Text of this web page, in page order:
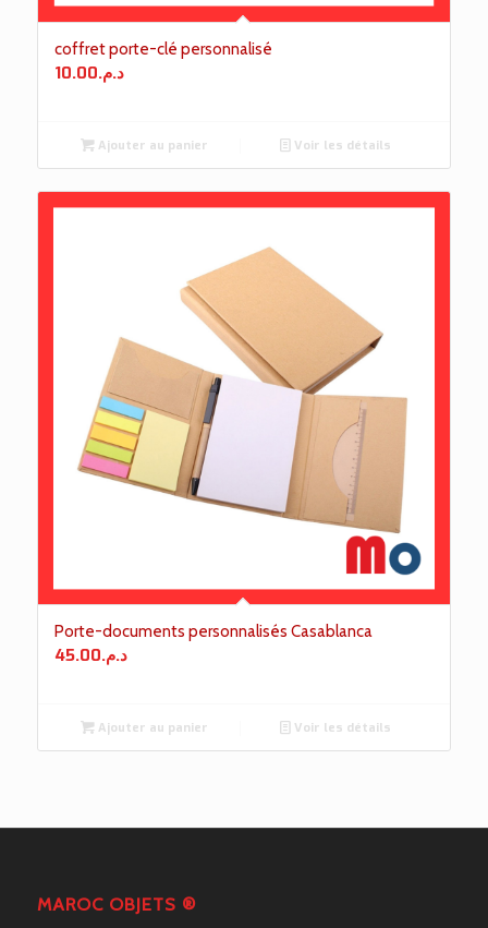
coffret porte-clé personnalisé
د.م.10.00
Ajouter au panier Voir les détails
Porte-documents personnalisés Casablanca
د.م.45.00
Ajouter au panier Voir les détails
MAROC OBJETS ®